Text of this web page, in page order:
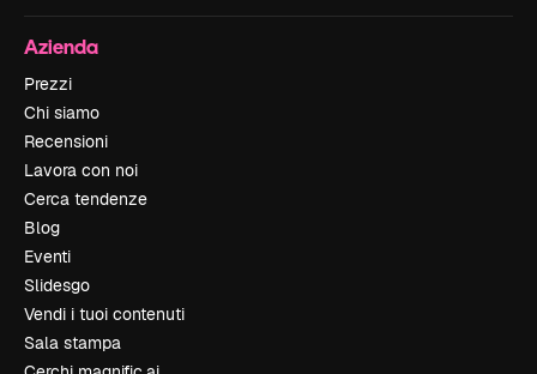
Azienda
Prezzi
Chi siamo
Recensioni
Lavora con noi
Cerca tendenze
Blog
Eventi
Slidesgo
Vendi i tuoi contenuti
Sala stampa